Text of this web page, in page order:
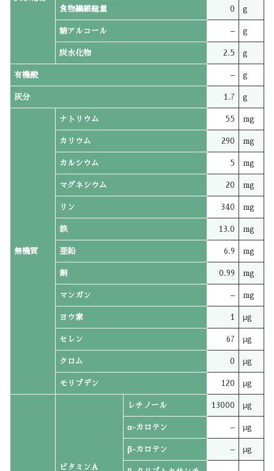
食物繊維総量 0 g
糖アルコール – g
炭水化物 2.5 g
有機酸 – g
灰分 1.7 g
無機質
ナトリウム 55 mg
カリウム 290 mg
カルシウム 5 mg
マグネシウム 20 mg
リン 340 mg
鉄 13.0 mg
亜鉛 6.9 mg
銅 0.99 mg
マンガン – mg
ヨウ素 1 μg
セレン 67 μg
クロム 0 μg
モリブデン 120 μg
ビタミンA
レチノール 13000 μg
α-カロテン – μg
β-カロテン – μg